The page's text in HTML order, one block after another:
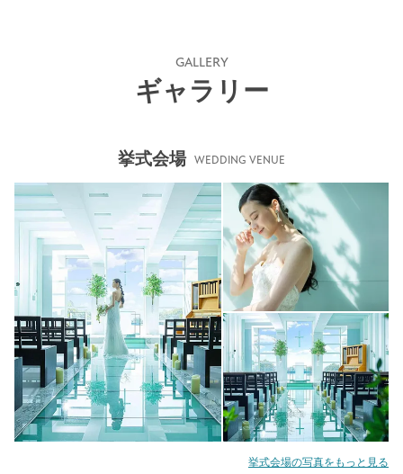
GALLERY
ギャラリー
挙式会場 WEDDING VENUE
挙式会場の写真をもっと見る